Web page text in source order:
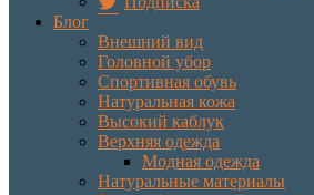
Блог
Внешний вид
Головной убор
Спортивная обувь
Натуральная кожа
Высокий каблук
Верхняя одежда
Модная одежда
Натуральные материалы